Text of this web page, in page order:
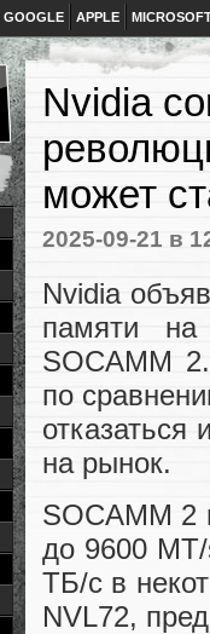
GOOGLE APPLE
Nvidia
может
2025-09-21 в
Nvidia
памяти на
SOCAMM
по
отказаться
на рынок.
SOCAMM 2
до 9600 MT/
ТБ/с в
NVL72,